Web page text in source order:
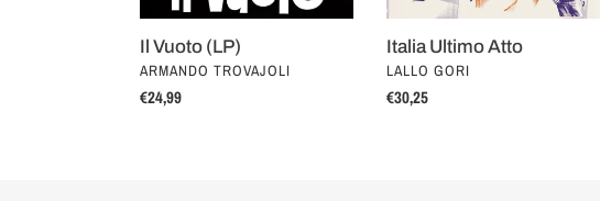
Il Vuoto (LP)
VENDOR
ARMANDO TROVAJOLI
Regular
€24,99
Italia Ultimo Atto
VENDOR
LALLO GORI
Regular
€30,25